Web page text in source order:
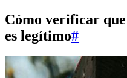
Cómo verificar
es legítimo#